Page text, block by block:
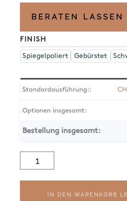
BERATEN LASSEN
FINISH
Spiegelpoliert Gebürstet
Standardausführung::
Optionen insgesamt:
Bestellung insgesamt:
Wandanschlussbogen
IN DEN WARENKORB